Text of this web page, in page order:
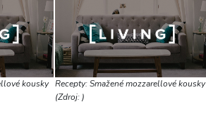
kousky Recepty: Smažené mozzarellové kousky
(Zdroj: )